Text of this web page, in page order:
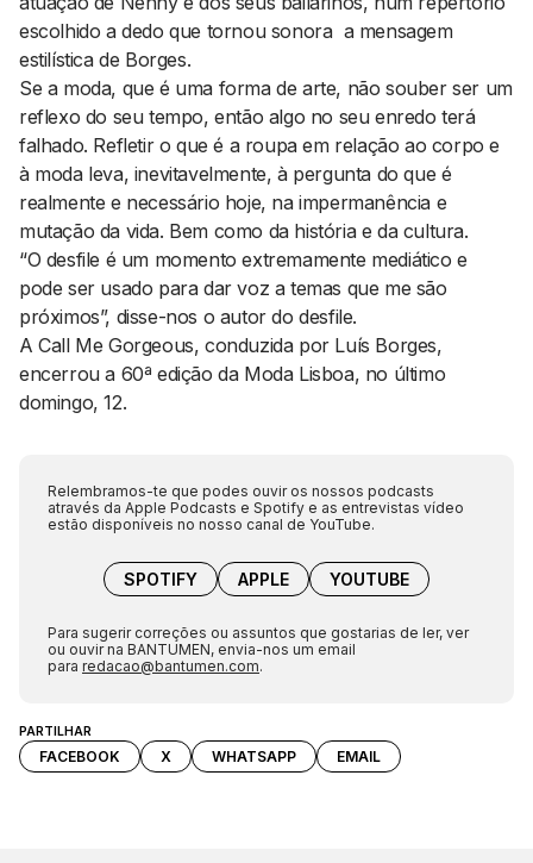
PARTILHAR
FACEBOOK X WHATSAPP EMAIL
escolhido a dedo que tornou sonora a mensagem
estilística de Borges.
Se a moda, que é uma forma de arte, não souber ser um
reflexo do seu tempo, então algo no seu enredo terá
falhado. Refletir o que é a roupa em relação ao corpo e
à moda leva, inevitavelmente, à pergunta do que é
realmente e necessário hoje, na impermanência e
mutação da vida. Bem como da história e da cultura.
“O desfile é um momento extremamente mediático e
pode ser usado para dar voz a temas que me são
próximos”, disse-nos o autor do desfile.
A Call Me Gorgeous, conduzida por Luís Borges,
encerrou a 60ª edição da Moda Lisboa, no último
domingo, 12.
Relembramos-te que podes ouvir os nossos podcasts
através da Apple Podcasts e Spotify e as entrevistas vídeo
estão disponíveis no nosso canal de YouTube.
SPOTIFY APPLE YOUTUBE
Para sugerir correções ou assuntos que gostarias de ler, ver
ou ouvir na BANTUMEN, envia-nos um email
para redacao@bantumen.com.